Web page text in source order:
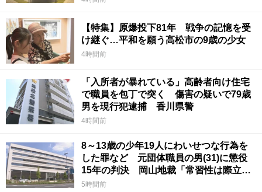
【特集】原爆投下81年 戦争の記憶を受
け継ぐ…平和を願う高松市の9歳の少女
4時間前
「入所者が暴れている」高齢者向け住宅
で職員を包丁で突く 傷害の疑いで79歳
男を現行犯逮捕 香川県警
4時間前
8～13歳の少年19人にわいせつな行為を
した罪など 元団体職員の男(31)に懲役
15年の判決 岡山地裁「常習性は際立っ
ていて被害結果も非常に重い」
5時間前